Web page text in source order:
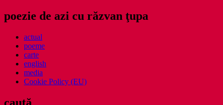
poezie de azi cu răzvan ţupa
actual
poeme
carte
english
media
Cookie Policy (EU)